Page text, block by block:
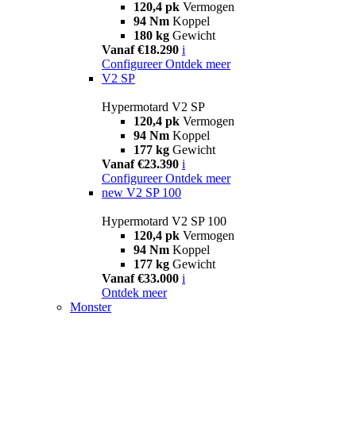
120,4 pk Vermogen
94 Nm Koppel
180 kg Gewicht
Vanaf €18.290 i
Configureer Ontdek meer
V2 SP
Hypermotard V2 SP
120,4 pk Vermogen
94 Nm Koppel
177 kg Gewicht
Vanaf €23.390 i
Configureer Ontdek meer
new V2 SP 100
Hypermotard V2 SP 100
120,4 pk Vermogen
94 Nm Koppel
177 kg Gewicht
Vanaf €33.000 i
Ontdek meer
Monster